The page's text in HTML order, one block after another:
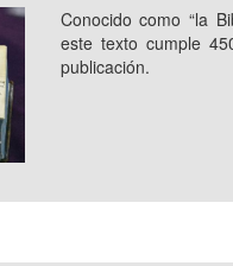
Conocido como “la
este texto cumple
publicación.